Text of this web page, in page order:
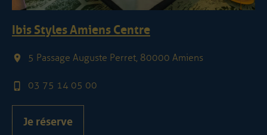
Ibis Styles Amiens Centre
5 Passage Auguste Perret, 80000 Amiens
03 75 14 05 00
Je réserve